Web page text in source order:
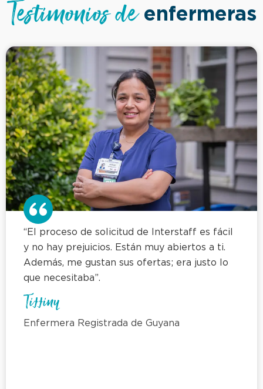
Testimonios deenfermeras
“El proceso de solicitud de Interstaff es fácil
y no hay prejuicios. Están muy abiertos a ti.
Además, me gustan sus ofertas; era justo lo
que necesitaba”.
Tiffiny
Enfermera Registrada de Guyana